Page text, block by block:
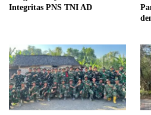
Integritas PNS TNI AD